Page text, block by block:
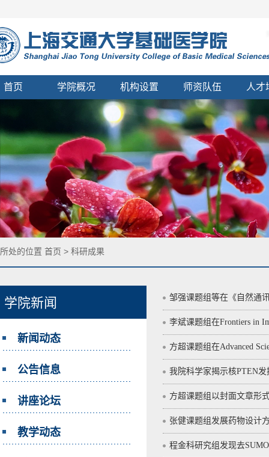
首页 学院概况 机构设置 师资队伍 人才
学院新闻
新闻动态
公告信息
讲座论坛
教学动态
邹强课题组等在《自然通
李斌课题组在Frontiers in
方超课题组在Advanced
我院科学家揭示核PTEN
方超课题组以封面文章形
张健课题组发展药物设计
程金科研究组发现去
处的位置 首页 > 科研成果